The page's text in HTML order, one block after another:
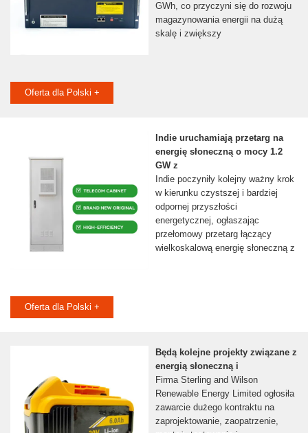
GWh, co przyczyni się do rozwoju
magazynowania energii na dużą
skalę i zwiększy
Oferta dla Polski +
Indie uruchamiają przetarg na
energię słoneczną o mocy 1.2
GW z
Indie poczyniły kolejny ważny krok
w kierunku czystszej i bardziej
odpornej przyszłości
energetycznej, ogłaszając
przełomowy przetarg łączący
wielkoskalową energię słoneczną z
Oferta dla Polski +
Będą kolejne projekty związane z
energią słoneczną i
Firma Sterling and Wilson
Renewable Energy Limited ogłosiła
zawarcie dużego kontraktu na
zaprojektowanie, zaopatrzenie,